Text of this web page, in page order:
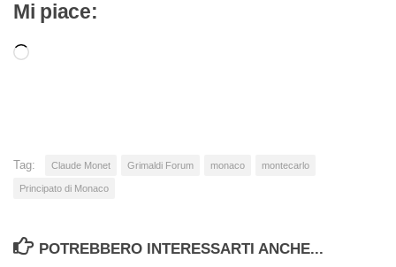
Mi piace:
Caricamento
Tag: Claude Monet Grimaldi Forum monaco montecarlo
Principato di Monaco
POTREBBERO INTERESSARTI ANCHE...